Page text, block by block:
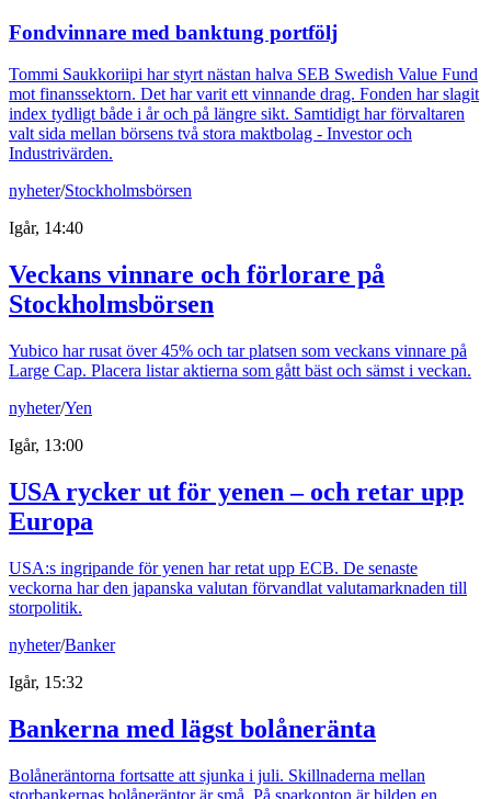
Fondvinnare med banktung portfölj
Tommi Saukkoriipi har styrt nästan halva SEB Swedish Value Fund
mot finanssektorn. Det har varit ett vinnande drag. Fonden har slagit
index tydligt både i år och på längre sikt. Samtidigt har förvaltaren
valt sida mellan börsens två stora maktbolag - Investor och
Industrivärden.
nyheter/Stockholmsbörsen
Igår, 14:40
Veckans vinnare och förlorare på
Stockholmsbörsen
Yubico har rusat över 45% och tar platsen som veckans vinnare på
Large Cap. Placera listar aktierna som gått bäst och sämst i veckan.
nyheter/Yen
Igår, 13:00
USA rycker ut för yenen – och retar upp
Europa
USA:s ingripande för yenen har retat upp ECB. De senaste
veckorna har den japanska valutan förvandlat valutamarknaden till
storpolitik.
nyheter/Banker
Igår, 15:32
Bankerna med lägst bolåneränta
Bolåneräntorna fortsatte att sjunka i juli. Skillnaderna mellan
storbankernas bolåneräntor är små. På sparkonton är bilden en